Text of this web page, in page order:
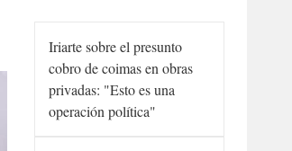
Iriarte sobre el presunto
cobro de coimas en obras
privadas: "Esto es una
operación política"